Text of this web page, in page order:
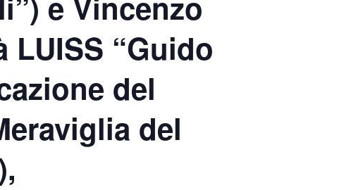
LUISS “Guido
del
del